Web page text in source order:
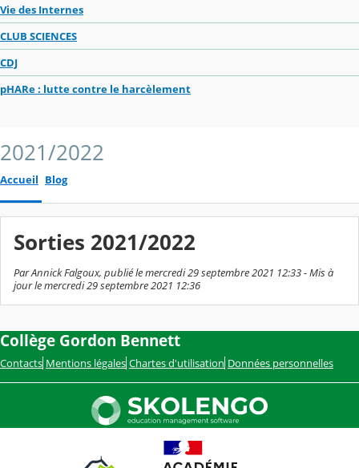
Vie des Internes
CLUB SCIENCES
CDJ
pHARe : lutte contre le harcèlement
2021/2022
Accueil Blog
Sorties 2021/2022
Par Annick Falgoux, publié le mercredi 29 septembre 2021 12:33 - Mis à
jour le mercredi 29 septembre 2021 12:36
Collège Gordon Bennett
Contacts Mentions légales Chartes d'utilisation Données personnelles